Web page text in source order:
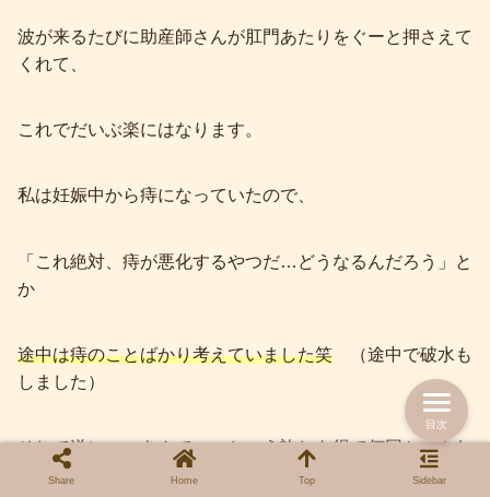
波が来るたびに助産師さんが肛門あたりをぐーと押さえて
くれて、
これでだいぶ楽にはなります。
私は妊娠中から痔になっていたので、
「これ絶対、痔が悪化するやつだ…どうなるんだろう」と
か
途中は痔のことばかり考えていました笑 （途中で破水も
しました）
そして遂に、いきんでいいという許しを得て何回かいきむ
も、手応えは無く…
Share Home Top Sidebar
目次